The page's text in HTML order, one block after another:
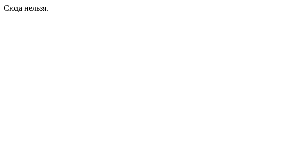
Сюда нельзя.